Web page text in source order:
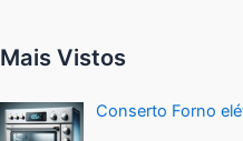
Mais Vistos
Conserto Forno